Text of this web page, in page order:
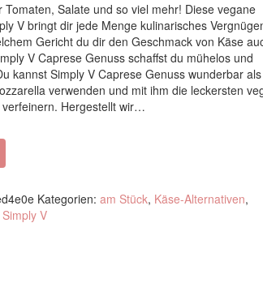
Tomaten, Salate und so viel mehr! Diese vegane
V bringt dir jede Menge kulinarisches
Gericht du dir den Geschmack von Käse
V Caprese Genuss schaffst du mühelos und
kannst Simply V Caprese Genuss wunderbar als
verwenden und mit ihm die leckersten
Hergestellt wir…
Kategorien: am Stück, Käse-Alternativen,
Simply V